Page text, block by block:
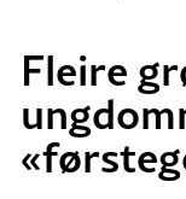
Fleire